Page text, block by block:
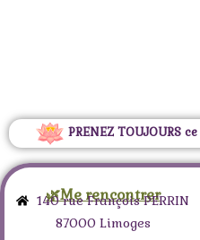
PRENEZ TOUJOURS
🌿Me rencontrer
140 rue François PERRIN
87000 Limoges